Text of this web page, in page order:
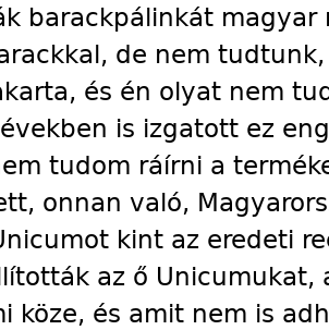
barackpálinkát
de nem
és én olyat nem
is izgatott ez
tudom ráírni a
onnan való,
kint az eredeti
az ő Unicumukat,
köze, és amit nem is